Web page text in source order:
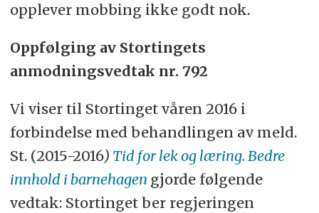
opplever mobbing ikke godt nok.
Oppfølging av Stortingets
anmodningsvedtak nr. 792
Vi viser til Stortinget våren 2016 i
forbindelse med behandlingen av meld.
St. (2015-2016) Tid for lek og læring. Bedre
innhold i barnehagen gjorde følgende
vedtak: Stortinget ber regjeringen